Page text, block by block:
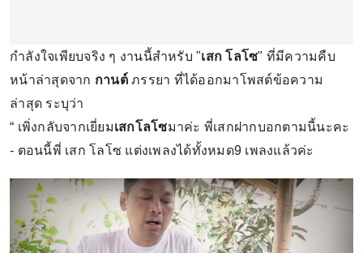
กำลังใจเพียบจริง ๆ งานนี้สำหรับ "เสก โลโซ" ที่มีความคืบ
หน้าล่าสุดจาก กานต์ภรรยา ที่ได้ออกมาโพสต์ข้อความ
ล่าสุด ระบุว่า
“ เพิ่งกลับจากเยี่ยมเสกโลโซมาค่ะ พี่เสกฝากบอกตามนี้นะคะ
- ตอนนี้พี่ เสก โลโซ แต่งเพลงได้ทั้งหมด9 เพลงแล้วค่ะ